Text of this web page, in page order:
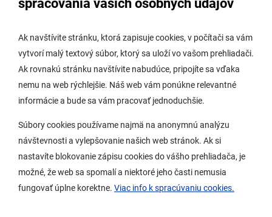
spracovania vašich osobných údajov
Ak navštívite stránku, ktorá zapisuje cookies, v počítači sa vám
vytvorí malý textový súbor, ktorý sa uloží vo vašom prehliadači.
Ak rovnakú stránku navštívite nabudúce, pripojíte sa vďaka
nemu na web rýchlejšie. Náš web vám ponúkne relevantné
informácie a bude sa vám pracovať jednoduchšie.
Súbory cookies používame najmä na anonymnú analýzu
návštevnosti a vylepšovanie našich web stránok. Ak si
nastavíte blokovanie zápisu cookies do vášho prehliadača, je
možné, že web sa spomalí a niektoré jeho časti nemusia
fungovať úplne korektne. Viac info k spracúvaniu cookies.
Potrebujem vybaviť
Samospráva
O Lamači
Mobilná aplikácia